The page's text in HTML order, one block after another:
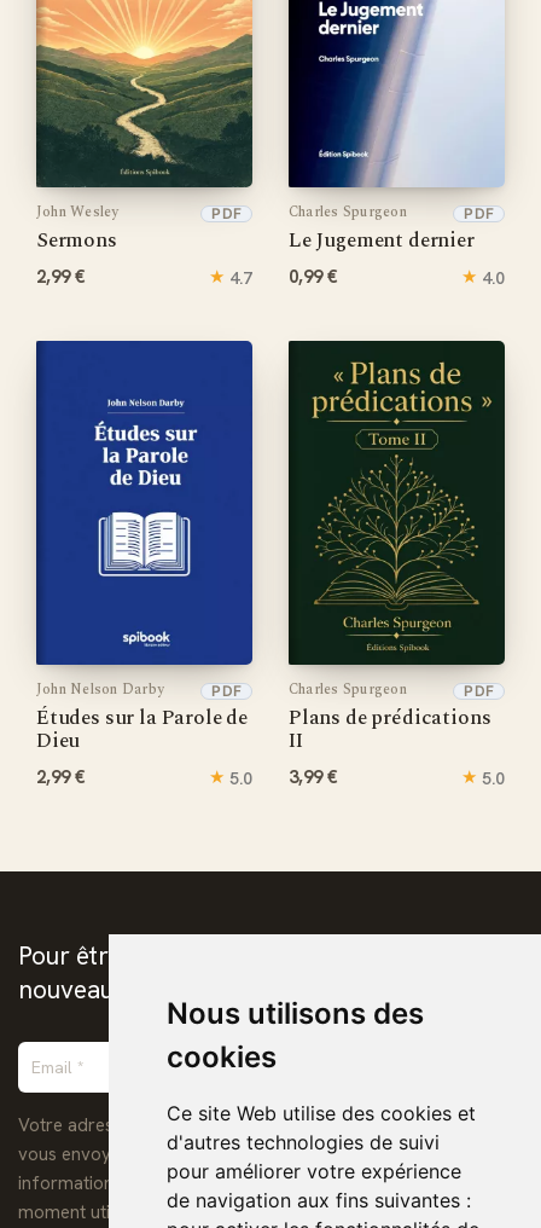
Nous utilisons des
cookies
Ce site Web utilise des cookies et
d'autres technologies de suivi
pour améliorer votre expérience
de navigation aux fins suivantes :
John Wesley
Sermons
PDF
2,99 € ★ 4.7
Charles Spurgeon
Le Jugement dernier
PDF
0,99 € ★ 4.0
John Nelson Darby
Études sur la Parole de
Dieu
PDF
2,99 € ★ 5.0
Charles Spurgeon
Plans de prédications
II
PDF
3,99 € ★ 5.0
Pour être prévenus de la publication des
nouveaux ebooks chrétiens
Votre adresse de messagerie est uniquement utilisée pour
vous envoyer notre lettre d'information ainsi que des
informations concernant nos activités. Vous pouvez à tout
moment utiliser le lien de désabonnement intégré dans chacun